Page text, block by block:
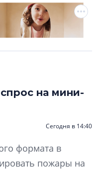
на мини-
Сегодня в 14:40
формата в
пожары на